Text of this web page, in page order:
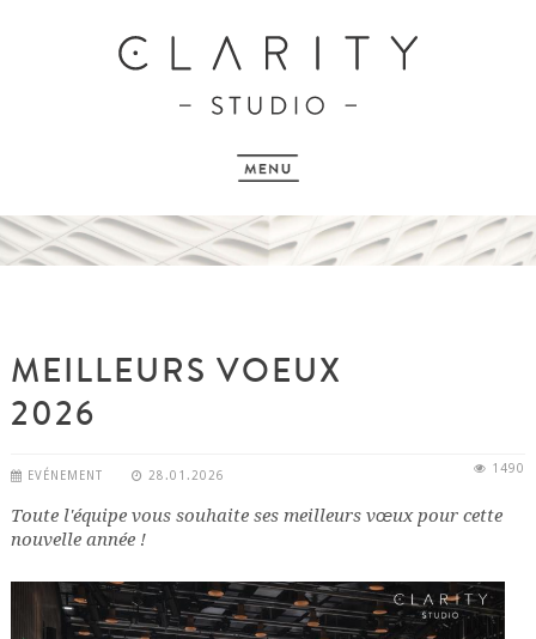
MEILLEURS VOEUX
2026
EVÉNEMENT 28.01.2026
1490
Toute l'équipe vous souhaite ses meilleurs vœux pour cette
nouvelle année !